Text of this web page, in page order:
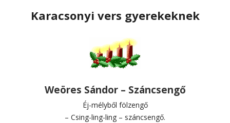
Karacsonyi vers gyerekeknek
Weöres Sándor – Száncsengő
Éj-mélyből fölzengő
– Csing-ling-ling – száncsengő.